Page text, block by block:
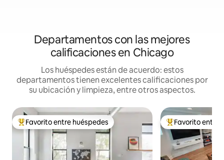
Departamentos con las mejores
calificaciones en Chicago
Los huéspedes están de acuerdo: estos
departamentos tienen excelentes calificaciones por
su ubicación y limpieza, entre otros aspectos.
Favorito entre los huéspedes más destacados
Favorito entre huéspedes Favorito entre
Favorito entre